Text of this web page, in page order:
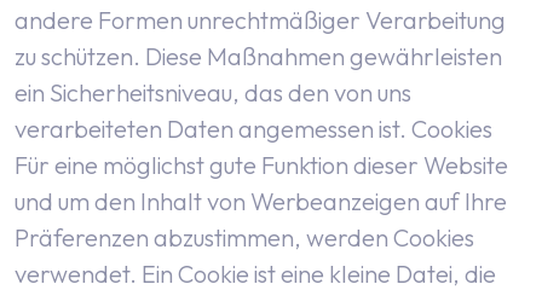
andere Formen unrechtmäßiger Verarbeitung
zu schützen. Diese Maßnahmen gewährleisten
ein Sicherheitsniveau, das den von uns
verarbeiteten Daten angemessen ist. Cookies
Für eine möglichst gute Funktion dieser Website
und um den Inhalt von Werbeanzeigen auf Ihre
Präferenzen abzustimmen, werden Cookies
verwendet. Ein Cookie ist eine kleine Datei, die